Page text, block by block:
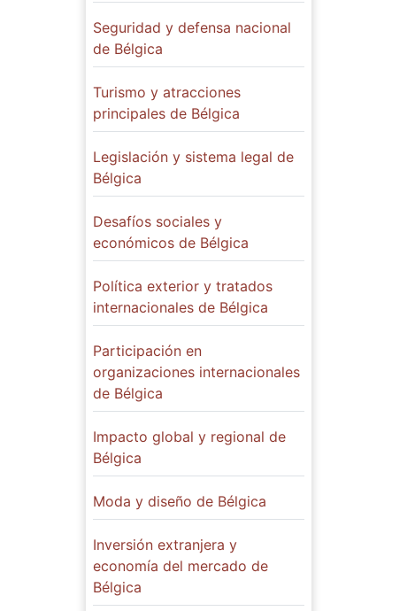
Seguridad y defensa nacional
de Bélgica
Turismo y atracciones
principales de Bélgica
Legislación y sistema legal de
Bélgica
Desafíos sociales y
económicos de Bélgica
Política exterior y tratados
internacionales de Bélgica
Participación en
organizaciones internacionales
de Bélgica
Impacto global y regional de
Bélgica
Moda y diseño de Bélgica
Inversión extranjera y
economía del mercado de
Bélgica